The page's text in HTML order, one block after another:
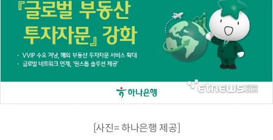
[사진= 하나은행 제공]